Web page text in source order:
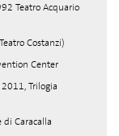
Teatro Acquario
Costanzi)
Center
Trilogia
Caracalla